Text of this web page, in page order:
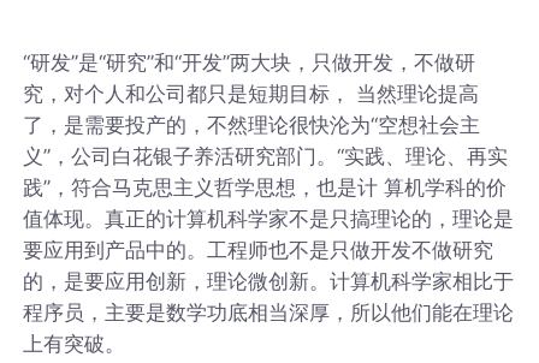
“研发”是“研究”和“开发”两大块，只做开发，不做研
究，对个人和公司都只是短期目标， 当然理论提高
了，是需要投产的，不然理论很快沦为“空想社会主
义”，公司白花银子养活研究部门。“实践、理论、再实
践”，符合马克思主义哲学思想，也是计 算机学科的价
值体现。真正的计算机科学家不是只搞理论的，理论是
要应用到产品中的。工程师也不是只做开发不做研究
的，是要应用创新，理论微创新。计算机科学家相比于
程序员，主要是数学功底相当深厚，所以他们能在理论
上有突破。